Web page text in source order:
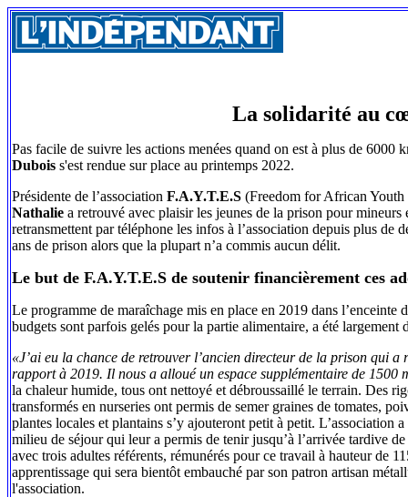
La solidarité au
Pas facile de suivre les actions menées quand on est à plus de
Dubois s'est rendue sur place au printemps 2022.
Présidente de l’association F.A.Y.T.E.S (Freedom for African Youth
Nathalie a retrouvé avec plaisir les jeunes de la prison pour
retransmettent par téléphone les infos à l’association depuis plus de
ans de prison alors que la plupart n’a commis aucun délit.
Le but de F.A.Y.T.E.S de soutenir financièrement ces
Le programme de maraîchage mis en place en 2019 dans
budgets sont parfois gelés pour la partie alimentaire, a été largement
«J’ai eu la chance de retrouver l’ancien directeur de la prison qui
rapport à 2019. Il nous a alloué un espace supplémentaire de 1500
la chaleur humide, tous ont nettoyé et débroussaillé le terrain. Des
transformés en nurseries ont permis de semer graines de tomates,
plantes locales et plantains s’y ajouteront petit à petit. L’association
milieu de séjour qui leur a permis de tenir jusqu’à l’arrivée tardive
avec trois adultes référents, rémunérés pour ce travail à hauteur de
apprentissage qui sera bientôt embauché par son patron artisan
l'association.